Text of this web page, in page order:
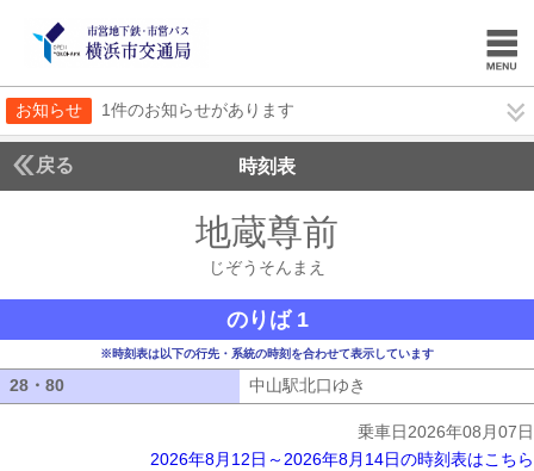
お知らせ 1件のお知らせがあります
戻る 時刻表
地蔵尊前
じぞうそんまえ
のりば 1
※時刻表は以下の行先・系統の時刻を合わせて表示しています
28・80 中山駅北口ゆき
乗車日2026年08月07日
2026年8月12日～2026年8月14日の時刻表はこちら